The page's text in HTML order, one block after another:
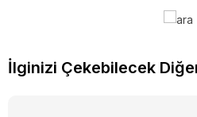
İlginizi Çekebilecek